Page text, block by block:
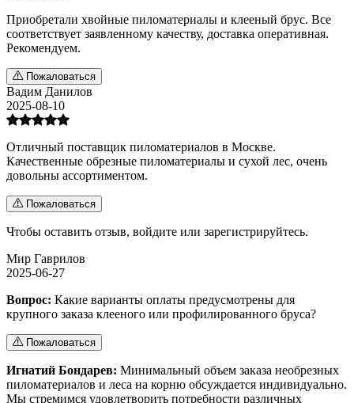
Приобретали хвойные пиломатериалы и клееный брус. Все
соответствует заявленному качеству, доставка оперативная.
Рекомендуем.
Пожаловаться
Вадим Данилов
2025-08-10
Отличный поставщик пиломатериалов в Москве.
Качественные обрезные пиломатериалы и сухой лес, очень
довольны ассортиментом.
Пожаловаться
Чтобы оставить отзыв, войдите или зарегистрируйтесь.
Мир Гаврилов
2025-06-27
Вопрос: Какие варианты оплаты предусмотрены для
крупного заказа клееного или профилированного бруса?
Пожаловаться
Игнатий Бондарев: Минимальный объем заказа необрезных
пиломатериалов и леса на корню обсуждается индивидуально.
Мы стремимся удовлетворить потребности различных